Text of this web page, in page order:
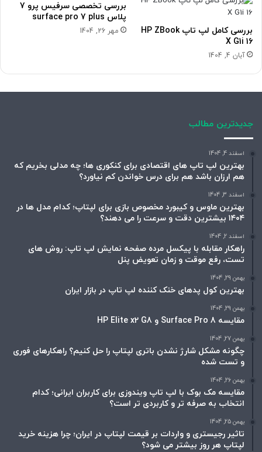
بررسی کامل لپ تاپ HP ZBook
X G1i 16
آبان 4, 1404
بررسی تخصصی سرفیس پرو 7
پلاس surface pro 7 plus
مهر 26, 1404
جدیدترین مطالب
اسفند 4, 1404
بهترین لپ تاپ های اقتصادی برای کنکوری ها؛ چه مدلی بخریم که
هم ارزان باشد هم برای درس خواندن کم نیاورد؟
اسفند 3, 1404
بهترین ماوس و کیبورد مخصوص بازی برای لپتاپ؛ کدام مدل ها در
۱۴۰۴ بیشترین دقت و سرعت را می دهند؟
اسفند 2, 1404
راهکار مقابله با پیکسل مرده صفحه نمایش لپ تاپ: روش های
تست، رفع موقت و زمان تعویض پنل
بهمن 29, 1404
بهترین کول پدهای خنک کننده لپ تاپ در بازار ایران
بهمن 29, 1404
مقایسه Surface Pro 8 و HP Elite x2 G8
بهمن 27, 1404
چگونه مشکل شارژ نشدن باتری لپتاپ را حل کنیم؟ راهکارهای فوری
و تست شده
بهمن 26, 1404
مقایسه مک بوک با لپ تاپ ویندوزی برای کاربران ایرانی؛ کدام
انتخاب به صرفه تر و کاربردی تر است؟
بهمن 25, 1404
تاثیر رجیستری و واردات بر قیمت لپتاپ در ایران؛ چرا هزینه خرید
لپتاپ هر روز بیشتر می شود؟